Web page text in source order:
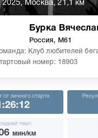
2025, Москва, 21,1 км
Бурка
Россия, М61
Клуб любителей
номер: 18903
от личного старта
темп
мин/км